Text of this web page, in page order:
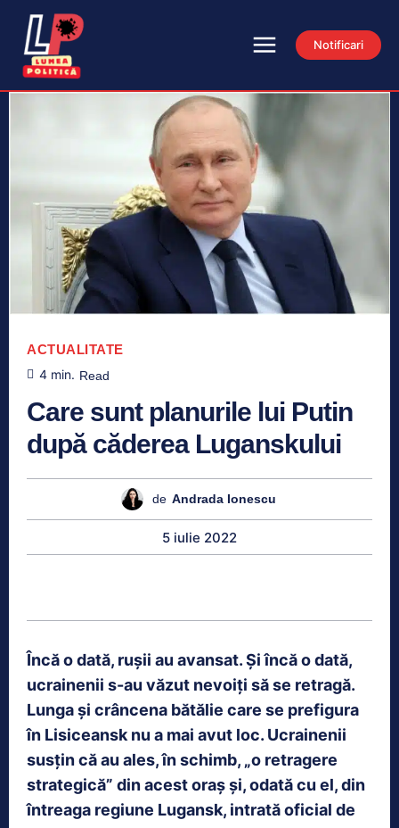
Notificari
ACTUALITATE
4 min. Read
Care sunt planurile lui Putin
după căderea Luganskului
de Andrada Ionescu
5 iulie 2022
Încă o dată, rușii au avansat. Și încă o dată,
ucrainenii s-au văzut nevoiți să se retragă.
Lunga și crâncena bătălie care se prefigura
în Lisiceansk nu a mai avut loc. Ucrainenii
susțin că au ales, în schimb, „o retragere
strategică” din acest oraș și, odată cu el, din
întreaga regiune Lugansk, intrată oficial de